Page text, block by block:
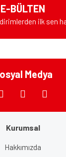
bozuk veya
eksik bilgiler
daha pahalı.
E-BÜLTEN
ilk sen
Medya
Kurumsal
Hakkımızda